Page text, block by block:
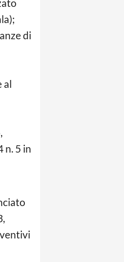
di
al
n. 5 in